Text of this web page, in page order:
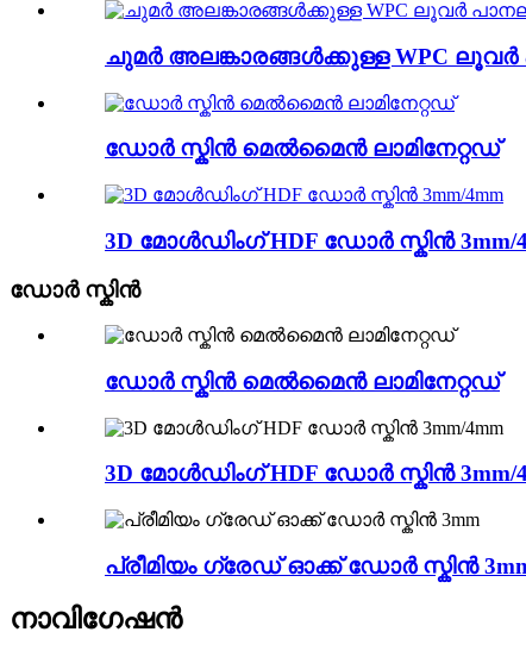
ചുമർ അലങ്കാരങ്ങൾക്കുള്ള WPC
ഡോർ സ്കിൻ മെൽമൈൻ ലാമിനേറ്റഡ്
3D മോൾഡിംഗ് HDF ഡോർ സ്കിൻ 3mm/
ഡോർ സ്കിൻ
ഡോർ സ്കിൻ മെൽമൈൻ ലാമിനേറ്റഡ്
3D മോൾഡിംഗ് HDF ഡോർ സ്കിൻ 3mm/
പ്രീമിയം ഗ്രേഡ് ഓക്ക് ഡോർ സ്കിൻ
നാവിഗേഷൻ